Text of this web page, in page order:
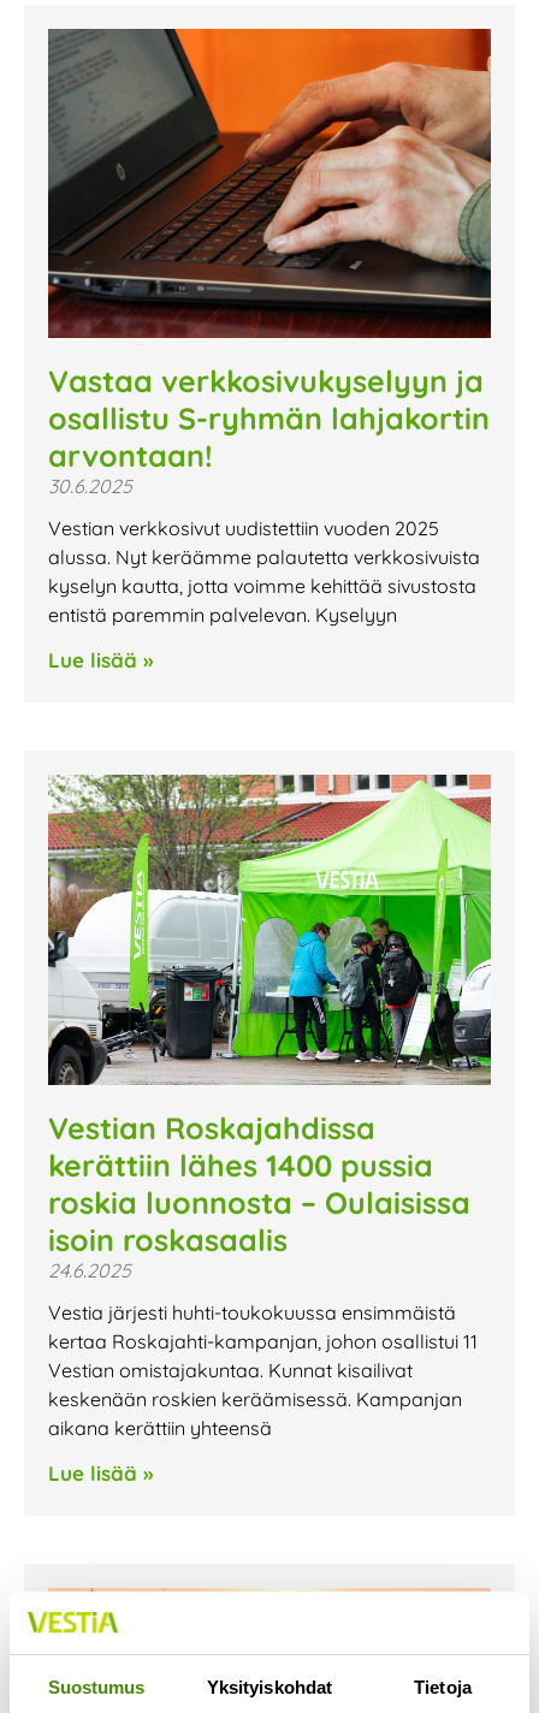
Suostumus Yksityiskohdat Tietoja
Vastaa verkkosivukyselyyn ja
osallistu S-ryhmän lahjakortin
arvontaan!
30.6.2025
Vestian verkkosivut uudistettiin vuoden 2025
alussa. Nyt keräämme palautetta verkkosivuista
kyselyn kautta, jotta voimme kehittää sivustosta
entistä paremmin palvelevan. Kyselyyn
Lue lisää »
Vestian Roskajahdissa
kerättiin lähes 1400 pussia
roskia luonnosta – Oulaisissa
isoin roskasaalis
24.6.2025
Vestia järjesti huhti-toukokuussa ensimmäistä
kertaa Roskajahti-kampanjan, johon osallistui 11
Vestian omistajakuntaa. Kunnat kisailivat
keskenään roskien keräämisessä. Kampanjan
aikana kerättiin yhteensä
Lue lisää »